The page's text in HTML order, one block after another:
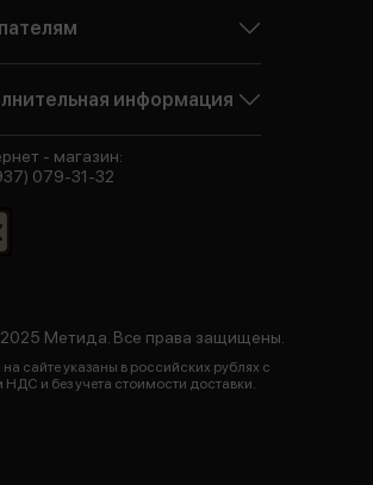
информация
Метида. Все права защищены.
сайте указаны в российских рублях с
НДС и без учета стоимости доставки.
- магазин:
079-31-32